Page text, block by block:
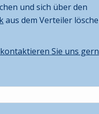
und sich über den
aus dem Verteiler
kontaktieren Sie uns gern